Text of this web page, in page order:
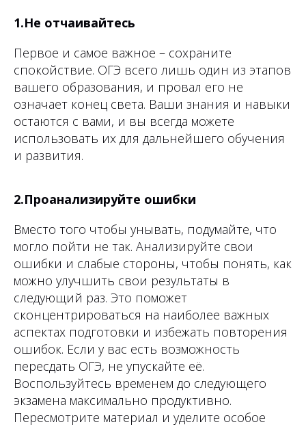
1.Не отчаивайтесь
Первое и самое важное – сохраните
спокойствие. ОГЭ всего лишь один из этапов
вашего образования, и провал его не
означает конец света. Ваши знания и навыки
остаются с вами, и вы всегда можете
использовать их для дальнейшего обучения
и развития.
2.Проанализируйте ошибки
Вместо того чтобы унывать, подумайте, что
могло пойти не так. Анализируйте свои
ошибки и слабые стороны, чтобы понять, как
можно улучшить свои результаты в
следующий раз. Это поможет
сконцентрироваться на наиболее важных
аспектах подготовки и избежать повторения
ошибок. Если у вас есть возможность
пересдать ОГЭ, не упускайте её.
Воспользуйтесь временем до следующего
экзамена максимально продуктивно.
Пересмотрите материал и уделите особое